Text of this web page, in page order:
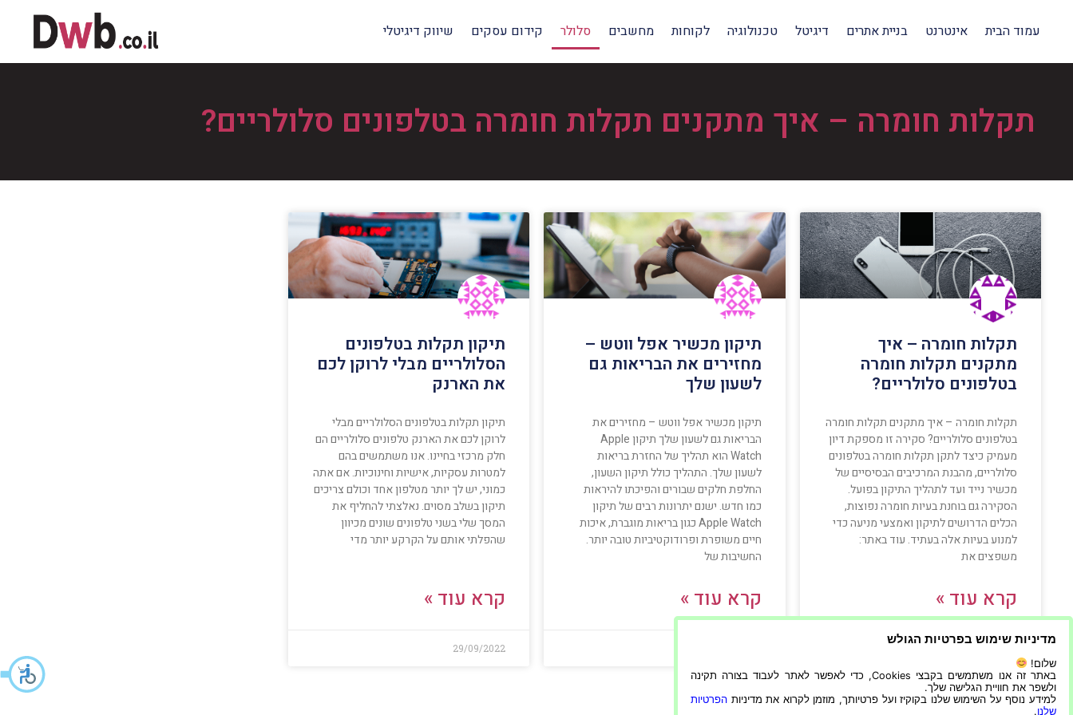
עמוד הבית אינטרנט בניית אתרים דיגיטל טכנולוגיה לקוחות מחשבים סלולר קידום עסקים שיווק דיגיטלי
תקלות חומרה – איך מתקנים תקלות חומרה בטלפונים סלולריים?
תקלות חומרה – איך
מתקנים תקלות חומרה
בטלפונים סלולריים?
תקלות חומרה – איך מתקנים תקלות חומרה
בטלפונים סלולריים? סקירה זו מספקת דיון
מעמיק כיצד לתקן תקלות חומרה בטלפונים
סלולריים, מהבנת המרכיבים הבסיסיים של
מכשיר נייד ועד לתהליך התיקון בפועל.
הסקירה גם בוחנת בעיות חומרה נפוצות,
הכלים הדרושים לתיקון ואמצעי מניעה כדי
למנוע בעיות אלה בעתיד. עוד באתר:
משפצים את
קרא עוד »
תיקון מכשיר אפל ווטש –
מחזירים את הבריאות גם
לשעון שלך
תיקון מכשיר אפל ווטש – מחזירים את
הבריאות גם לשעון שלך תיקון Apple
Watch הוא תהליך של החזרת בריאות
לשעון שלך. התהליך כולל תיקון השעון,
החלפת חלקים שבורים והפיכתו להיראות
כמו חדש. ישנם יתרונות רבים של תיקון
Apple Watch כגון בריאות מוגברת, איכות
חיים משופרת ופרודוקטיביות טובה יותר.
החשיבות של
קרא עוד »
תיקון תקלות בטלפונים
הסלולריים מבלי לרוקן לכם
את הארנק
תיקון תקלות בטלפונים הסלולריים מבלי
לרוקן לכם את הארנק טלפונים סלולריים הם
חלק מרכזי בחיינו. אנו משתמשים בהם
למטרות עסקיות, אישיות וחינוכיות. אם אתה
כמוני, יש לך יותר מטלפון אחד וכולם צריכים
תיקון בשלב מסוים. נאלצתי להחליף את
המסך שלי בשני טלפונים שונים מכיוון
שהפלתי אותם על הקרקע יותר מדי
קרא עוד »
29/09/2022
מדיניות שימוש בפרטיות הגולש
שלום!
באתר זה אנו משתמשים בקבצי Cookies, כדי לאפשר לאתר לעבוד בצורה תקינה
ולשפר את חוויית הגלישה שלך.
למידע נוסף על השימוש שלנו בקוקיז ועל פרטיותך, מוזמן לקרוא את מדיניות הפרטיות
שלנו.